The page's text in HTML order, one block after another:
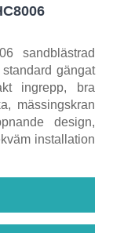
sandblästrad
gängat
ingrepp, bra
mässingskran
design,
installation